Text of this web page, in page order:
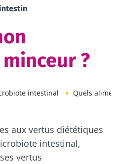
?
intestinal Quels aliments
aux vertus diététiques
intestinal,
vertus